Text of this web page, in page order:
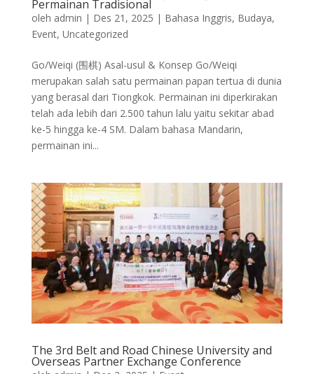
Permainan Tradisional
oleh admin | Des 21, 2025 | Bahasa Inggris, Budaya,
Event, Uncategorized
Go/Weiqi (围棋) Asal-usul & Konsep Go/Weiqi
merupakan salah satu permainan papan tertua di dunia
yang berasal dari Tiongkok. Permainan ini diperkirakan
telah ada lebih dari 2.500 tahun lalu yaitu sekitar abad
ke-5 hingga ke-4 SM. Dalam bahasa Mandarin,
permainan ini...
The 3rd Belt and Road Chinese University and
Overseas Partner Exchange Conference